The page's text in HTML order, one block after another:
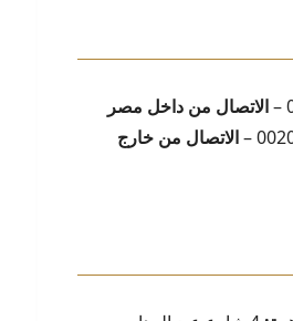
الاتصال من داخل مصر
الاتصال من خارج